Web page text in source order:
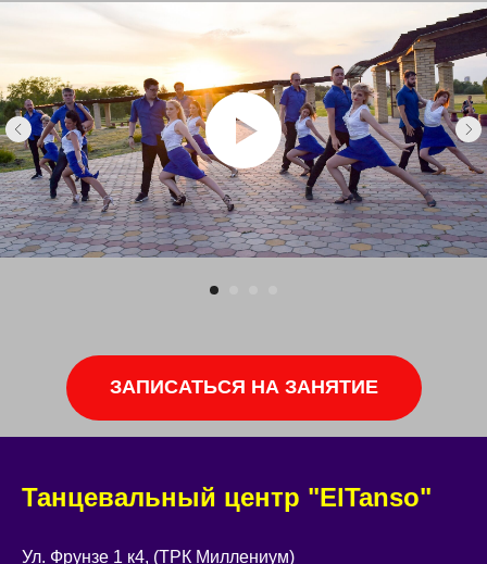
ЗАПИСАТЬСЯ НА ЗАНЯТИЕ
Танцевальный центр "ElTanso"
Ул. Фрунзе 1 к4, (ТРК Миллениум)